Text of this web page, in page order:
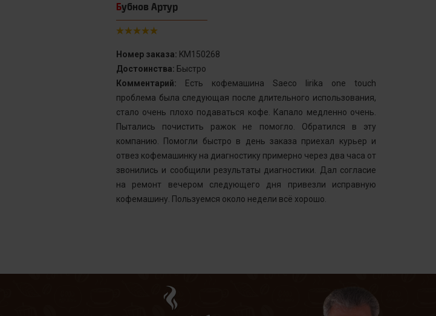
Бубнов Артур
Номер заказа: KM150268
Достоинства: Быстро
Комментарий: Есть кофемашина Saeco lirika one touch
проблема была следующая после длительного использования,
стало очень плохо подаваться кофе. Капало медленно очень.
Пытались почистить ражок не помогло. Обратился в эту
компанию. Помогли быстро в день заказа приехал курьер и
отвез кофемашинку на диагностику примерно через два часа от
звонились и сообщили результаты диагностики. Дал согласие
на ремонт вечером следующего дня привезли исправную
кофемашину. Пользуемся около недели всё хорошо.